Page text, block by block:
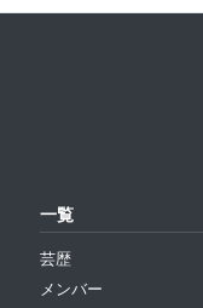
一覧
芸歴
メンバー